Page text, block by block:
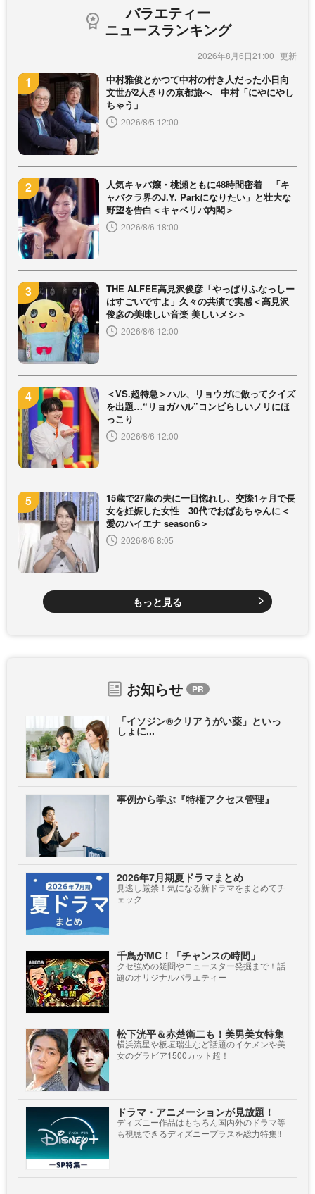
バラエティー
ニュースランキング
2026年8月6日21:00
中村雅俊とかつて中村の付き人だった小日向
文世が2人きりの京都旅へ 中村「にやにやし
ちゃう」
2026/8/5 12:00
人気キャバ嬢・桃瀬ともに48時間密着 「キ
ャバクラ界のJ.Y. Parkになりたい」と壮大な
野望を告白＜キャベリバ内閣＞
2026/8/6 18:00
THE ALFEE高見沢俊彦「やっぱりふなっしー
はすごいですよ」久々の共演で実感＜高見沢
俊彦の美味しい音楽 美しいメシ＞
2026/8/6 12:00
＜VS.超特急＞ハル、リョウガに倣ってクイズ
を出題…“リョガハル”コンビらしいノリにほ
っこり
2026/8/6 12:00
15歳で27歳の夫に一目惚れし、交際1ヶ月で長
女を妊娠した女性 30代でおばあちゃんに＜
愛のハイエナ season6＞
2026/8/6 8:05
もっと見る
お知らせ
「イソジン®クリアうがい薬」といっ
しょに...
事例から学ぶ『特権アクセス管理』
2026年7月期夏ドラマまとめ
見逃し厳禁！気になる新ドラマをまとめてチ
ェック
千鳥がMC！「チャンスの時間」
クセ強めの疑問やニュースター発掘まで！話
題のオリジナルバラエティー
松下洸平＆赤楚衛二も！美男美女特集
横浜流星や板垣瑞生など話題のイケメンや美
女のグラビア1500カット超！
ドラマ・アニメーションが見放題！
ディズニー作品はもちろん国内外のドラマ等
も視聴できるディズニープラスを総力特集!!